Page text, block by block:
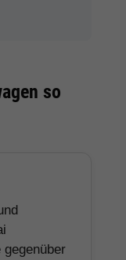
so
gegenüber